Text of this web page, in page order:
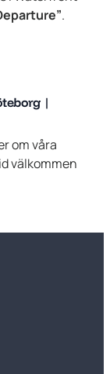
.
|
om våra
välkommen